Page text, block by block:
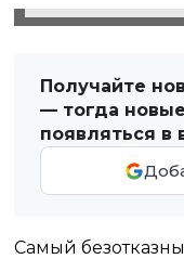
Получайте
— тогда
появляться в
Самый